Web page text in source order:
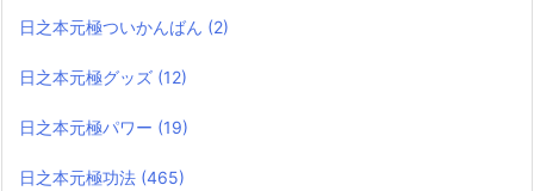
日之本元極ついかんばん (2)
日之本元極グッズ (12)
日之本元極パワー (19)
日之本元極功法 (465)